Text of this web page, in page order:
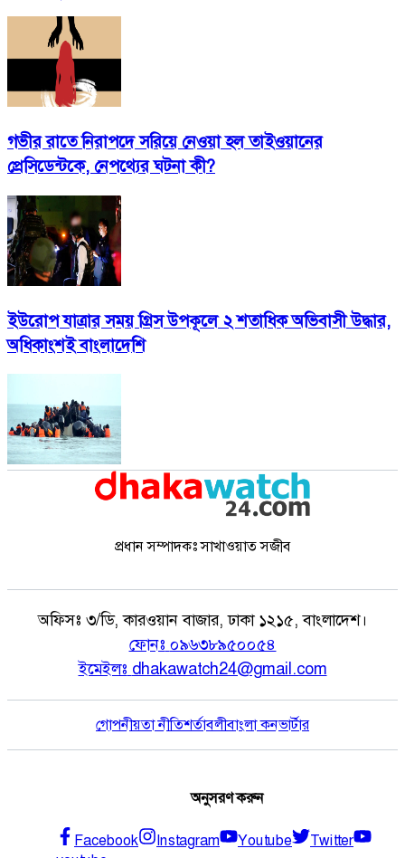
গভীর রাতে নিরাপদে সরিয়ে নেওয়া হল তাইওয়ানের
প্রেসিডেন্টকে, নেপথ্যের ঘটনা কী?
ইউরোপ যাত্রার সময় গ্রিস উপকূলে ২ শতাধিক অভিবাসী উদ্ধার,
অধিকাংশই বাংলাদেশি
প্রধান সম্পাদকঃ সাখাওয়াত সজীব
অফিসঃ ৩/ডি, কারওয়ান বাজার, ঢাকা ১২১৫, বাংলাদেশ।
ফোনঃ ০৯৬৩৮৯৫০০৫৪
ইমেইলঃ dhakawatch24@gmail.com
গোপনীয়তা নীতিশর্তাবলীবাংলা কনভার্টার
অনুসরণ করুন
Facebook Instagram Youtube
Twitter